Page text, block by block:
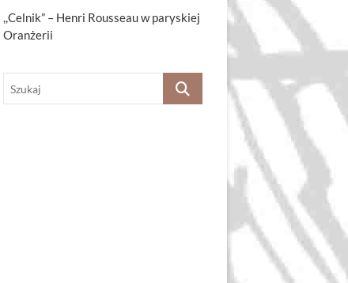
,,Celnik” – Henri Rousseau w paryskiej
Oranżerii
Szukaj